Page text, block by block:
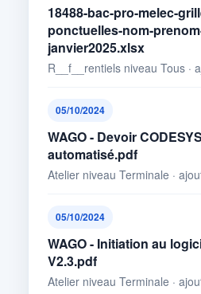
18488-bac-pro-melec-
ponctuelles-nom-
janvier2025.xlsx
R__f__rentiels niveau Tous ·
05/10/2024
WAGO - Devoir
automatisé.pdf
Atelier niveau Terminale ·
05/10/2024
WAGO - Initiation au
V2.3.pdf
Atelier niveau Terminale ·